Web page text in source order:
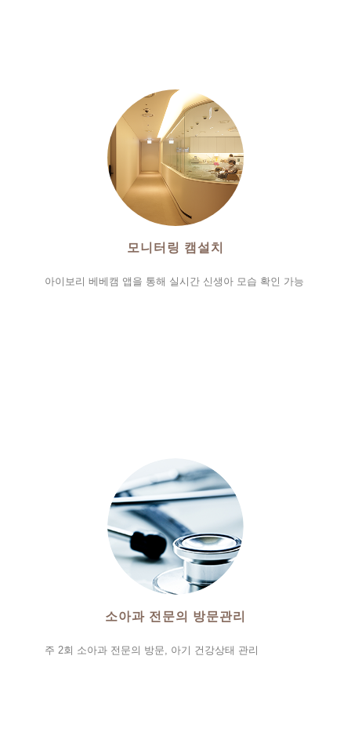
모니터링 캠설치
아이보리 베베캠 앱을 통해 실시간 신생아 모습 확인 가능
소아과 전문의 방문관리
주 2회 소아과 전문의 방문, 아기 건강상태 관리